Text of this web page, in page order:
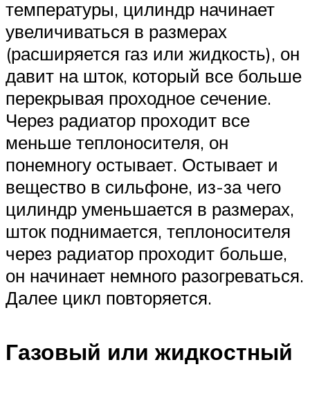
температуры, цилиндр начинает
увеличиваться в размерах
(расширяется газ или жидкость), он
давит на шток, который все больше
перекрывая проходное сечение.
Через радиатор проходит все
меньше теплоносителя, он
понемногу остывает. Остывает и
вещество в сильфоне, из-за чего
цилиндр уменьшается в размерах,
шток поднимается, теплоносителя
через радиатор проходит больше,
он начинает немного разогреваться.
Далее цикл повторяется.
Газовый или жидкостный